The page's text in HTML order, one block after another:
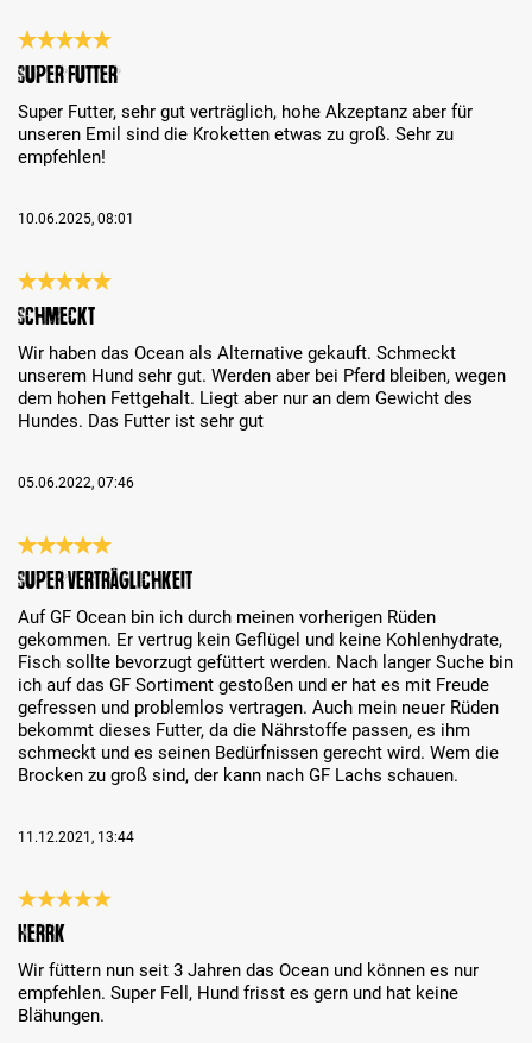
Évaluation avec une note de 5 sur 5 étoiles
Super Futter
Super Futter, sehr gut verträglich, hohe Akzeptanz aber für
unseren Emil sind die Kroketten etwas zu groß. Sehr zu
empfehlen!
10.06.2025, 08:01
Évaluation avec une note de 5 sur 5 étoiles
Schmeckt
Wir haben das Ocean als Alternative gekauft. Schmeckt
unserem Hund sehr gut. Werden aber bei Pferd bleiben, wegen
dem hohen Fettgehalt. Liegt aber nur an dem Gewicht des
Hundes. Das Futter ist sehr gut
05.06.2022, 07:46
Évaluation avec une note de 5 sur 5 étoiles
Super Verträglichkeit
Auf GF Ocean bin ich durch meinen vorherigen Rüden
gekommen. Er vertrug kein Geflügel und keine Kohlenhydrate,
Fisch sollte bevorzugt gefüttert werden. Nach langer Suche bin
ich auf das GF Sortiment gestoßen und er hat es mit Freude
gefressen und problemlos vertragen. Auch mein neuer Rüden
bekommt dieses Futter, da die Nährstoffe passen, es ihm
schmeckt und es seinen Bedürfnissen gerecht wird. Wem die
Brocken zu groß sind, der kann nach GF Lachs schauen.
11.12.2021, 13:44
Évaluation avec une note de 5 sur 5 étoiles
Herrk
Wir füttern nun seit 3 Jahren das Ocean und können es nur
empfehlen. Super Fell, Hund frisst es gern und hat keine
Blähungen.